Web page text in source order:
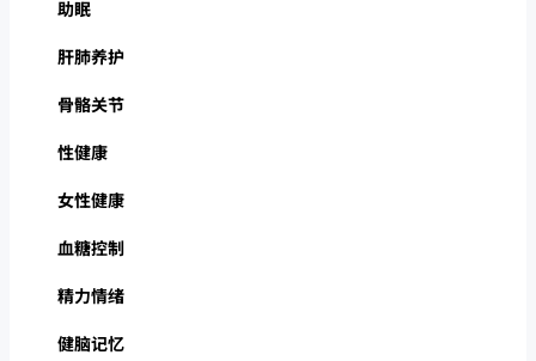
助眠
肝肺养护
骨骼关节
性健康
女性健康
血糖控制
精力情绪
健脑记忆